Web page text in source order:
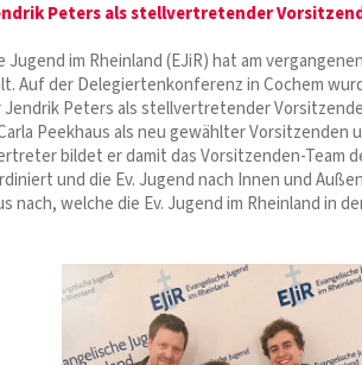
Peters als stellvertretender
Jugend im Rheinland (EJiR) hat am
Auf der Delegiertenkonferenz in Cochem
Peters als stellvertretender
Peekhaus als neu gewählter Vorsitzenden
bildet er damit das Vorsitzenden-Team
und die Ev. Jugend nach Innen und
nach, welche die Ev. Jugend im Rheinland in